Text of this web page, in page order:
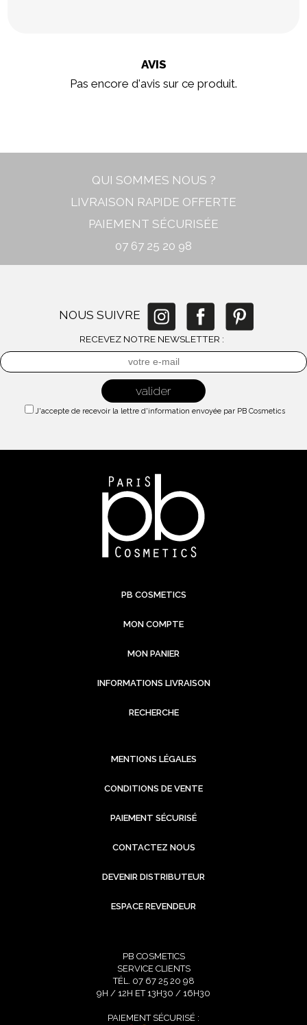
AVIS
Pas encore d'avis sur ce produit.
QUI SOMMES NOUS ?
LIVRAISON RAPIDE OFFERTE
PAIEMENT SÉCURISÉE
07 67 25 20 98
NOUS SUIVRE
RECEVEZ NOTRE NEWSLETTER :
J'accepte de recevoir la lettre d'information envoyée par PB Cosmetics
PB COSMETICS
MON COMPTE
MON PANIER
INFORMATIONS LIVRAISON
RECHERCHE
MENTIONS LÉGALES
CONDITIONS DE VENTE
PAIEMENT SÉCURISÉ
CONTACTEZ NOUS
DEVENIR DISTRIBUTEUR
ESPACE REVENDEUR
PB COSMETICS
SERVICE CLIENTS
TÉL. 07 67 25 20 98
9H / 12H ET 13H30 / 16H30
PAIEMENT SÉCURISÉ :